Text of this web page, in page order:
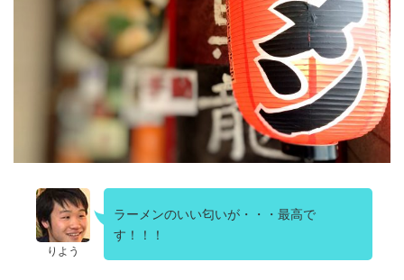
りよう
ラーメンのいい匂いが・・・最高で
す！！！